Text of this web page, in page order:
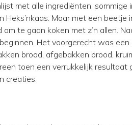
met alle ingrediënten,
Heks’nkaas. Maar met een beetje
te gaan koken met z’n allen.
Het voorgerecht was
brood, afgebakken brood,
toen een verrukkelijk resultaat
creaties.